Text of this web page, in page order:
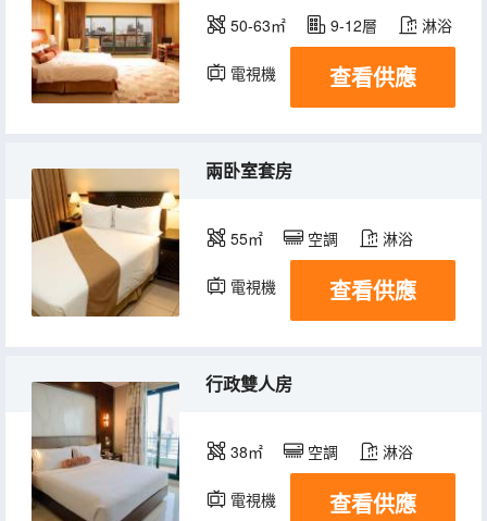
50-63㎡ 9-12層 淋浴
電視機 查看供應
兩卧室套房
55㎡ 空調 淋浴
電視機 冰箱
查看供應
行政雙人房
38㎡ 空調 淋浴
電視機 查看供應